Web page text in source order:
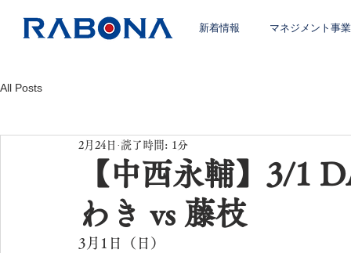
新着情報 マネジメント事業
All Posts
【中西永輔】3/1
わき vs 藤枝
2月24日 読了時間: 1分
3月1日（日）